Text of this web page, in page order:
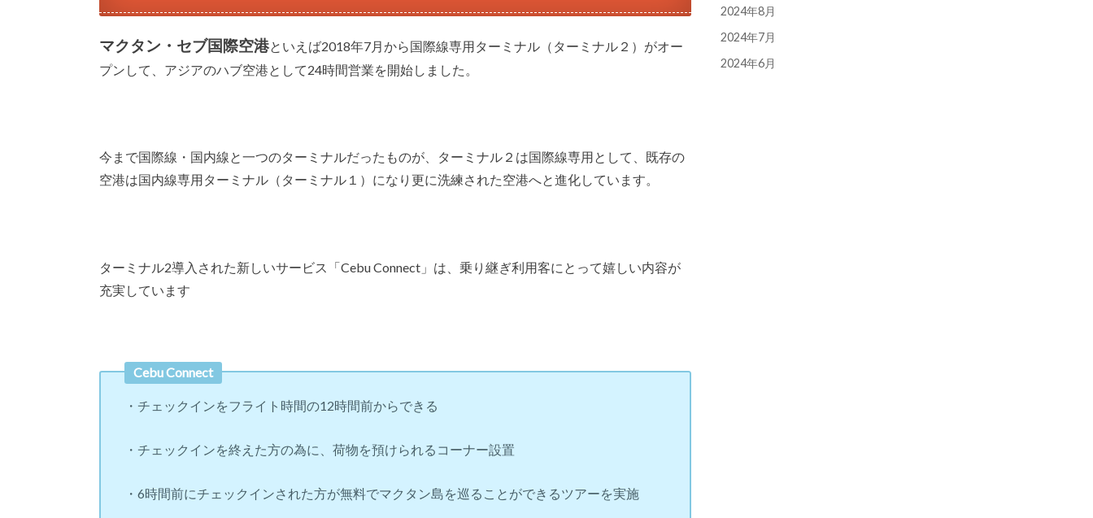
マクタン・セブ国際空港といえば2018年7月から国際線専用ターミナル（ターミナル２）がオー
プンして、アジアのハブ空港として24時間営業を開始しました。
今まで国際線・国内線と一つのターミナルだったものが、ターミナル２は国際線専用として、既存の
空港は国内線専用ターミナル（ターミナル１）になり更に洗練された空港へと進化しています。
ターミナル2導入された新しいサービス「Cebu Connect」は、乗り継ぎ利用客にとって嬉しい内容が
充実しています
Cebu Connect
・チェックインをフライト時間の12時間前からできる
・チェックインを終えた方の為に、荷物を預けられるコーナー設置
・6時間前にチェックインされた方が無料でマクタン島を巡ることができるツアーを実施
2024年8月
2024年7月
2024年6月